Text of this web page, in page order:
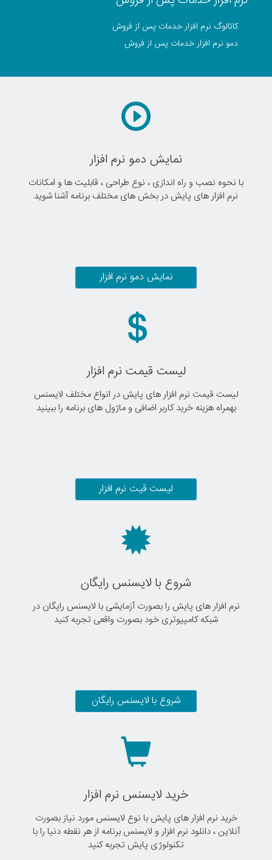
کاتالوگ نرم افزار خدمات پس از فروش
دمو نرم افزار خدمات پس از فروش
نمایش دمو نرم افزار
با نحوه نصب و راه اندازی ، نوع طراحی ، قابلیت ها و امکانات
نرم افزار های پایش در بخش های مختلف برنامه آشنا شوید
نمایش دمو نرم افزار
لیست قیمت نرم افزار
لیست قیمت نرم افزار های پایش در انواع مختلف لایسنس
بهمراه هزینه خرید کاربر اضافی و ماژول های برنامه را ببینید
لیست قیت نرم افزار
شروع با لایسنس رایگان
نرم افزار های پایش را بصورت آزمایشی با لایسنس رایگان در
شبکه کامپیوتری خود بصورت واقعی تجربه کنید
شروع با لایسنس رایگان
خرید لایسنس نرم افزار
خرید نرم افزار های پایش با نوع لایسنس مورد نیاز بصورت
آنلاین ، دانلود نرم افزار و لایسنس برنامه از هر نقطه دنیا را با
تکنولوژی پایش تجربه کنید